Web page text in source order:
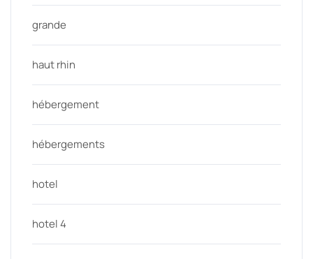
grande
haut rhin
hébergement
hébergements
hotel
hotel 4